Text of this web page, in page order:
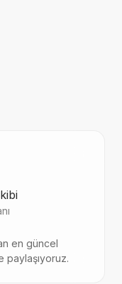
en güncel
paylaşıyoruz.